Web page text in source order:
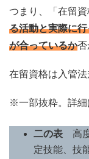
つまり、「在留資
る活動と実際に
が合っているか否
在留資格は入管法
※一部抜粋。詳細
二の表 高
定技能、技